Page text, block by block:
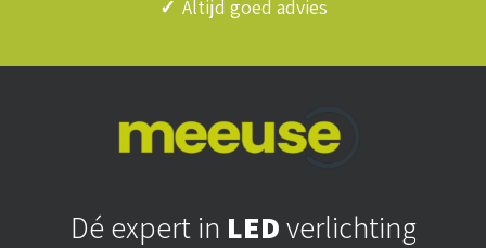
✓ Altijd goed advies
Dé expert in LEDverlichting